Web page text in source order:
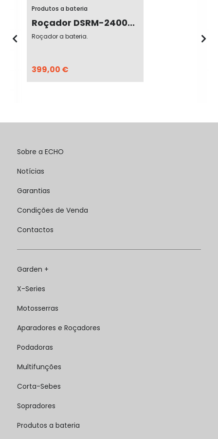
Produtos a bateria
Roçador DSRM-2400...
Roçador a bateria.
399,00 €
Sobre a ECHO
Notícias
Garantias
Condições de Venda
Contactos
Garden +
X-Series
Motosserras
Aparadores e Roçadores
Podadoras
Multifunções
Corta-Sebes
Sopradores
Produtos a bateria